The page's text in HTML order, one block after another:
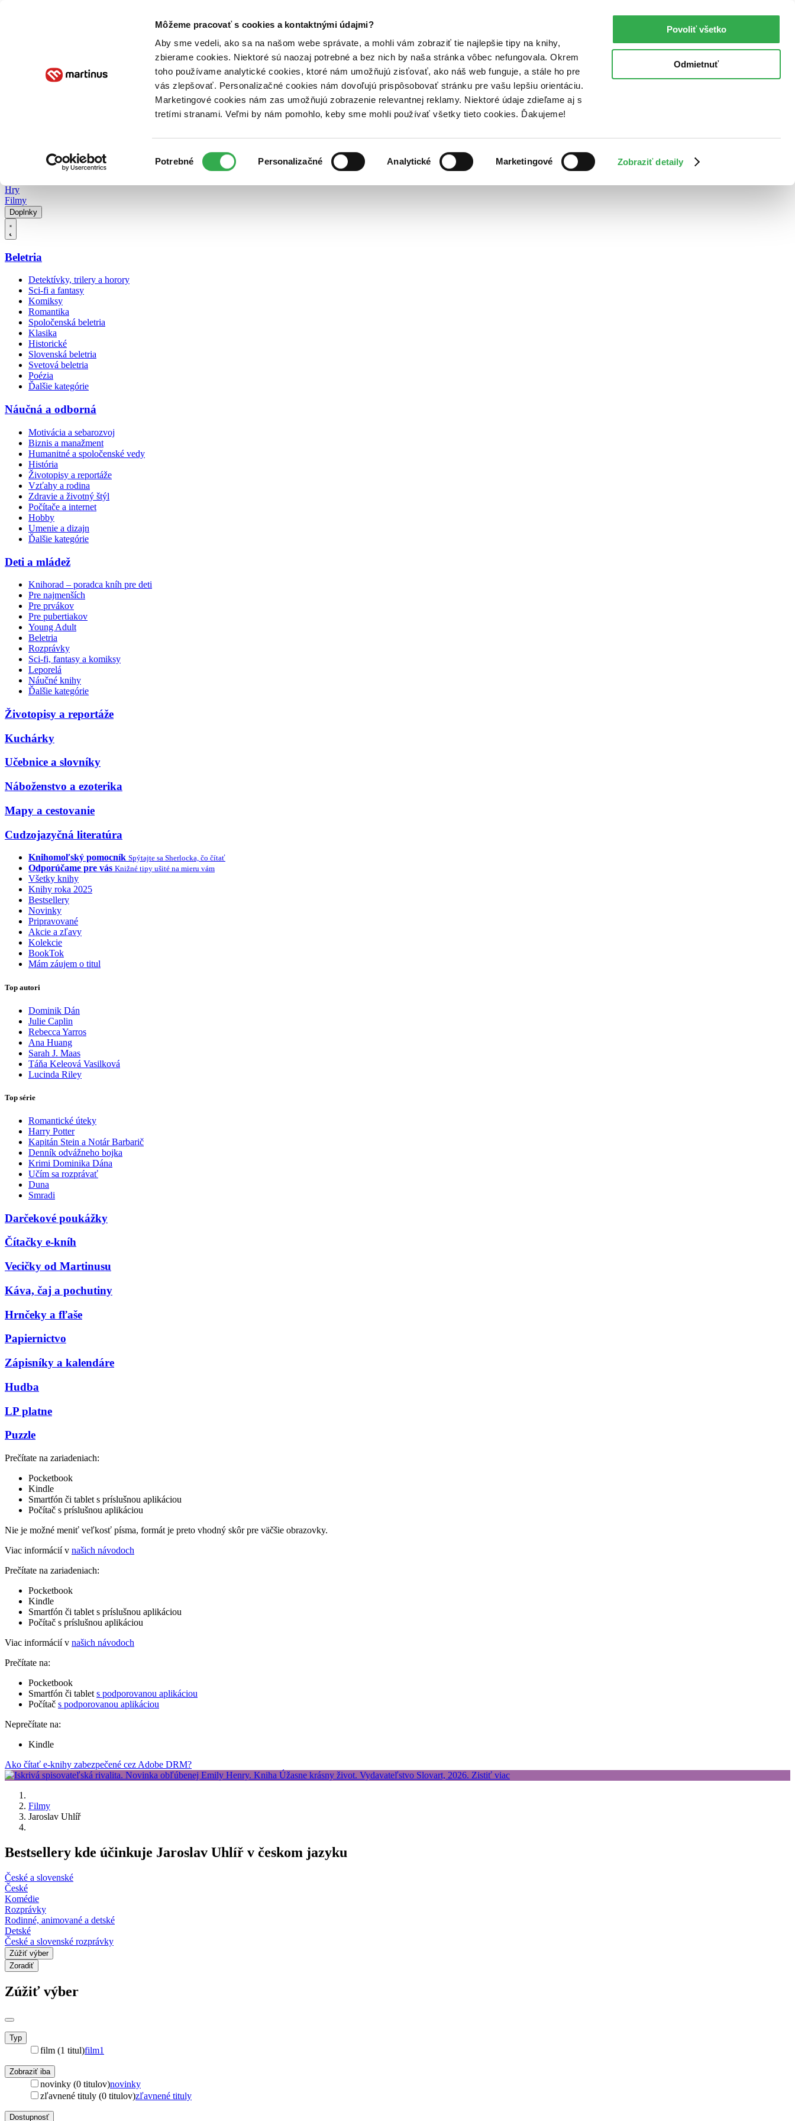
Môžeme pracovať s cookies a kontaktnými údajmi?
Aby sme vedeli, ako sa na našom webe správate, a mohli vám zobraziť tie najlepšie tipy na knihy,
zbierame cookies. Niektoré sú naozaj potrebné a bez nich by naša stránka vôbec nefungovala. Okrem
toho používame analytické cookies, ktoré nám umožňujú zisťovať, ako náš web funguje, a stále ho pre
vás zlepšovať. Personalizačné cookies nám dovoľujú prispôsobovať stránku pre vašu lepšiu orientáciu.
Marketingové cookies nám zas umožňujú zobrazenie relevantnej reklamy. Niektoré údaje zdieľame aj s
tretími stranami. Veľmi by nám pomohlo, keby sme mohli používať všetky tieto cookies. Ďakujeme!
súhlasu
Potrebné Personalizačné Analytické Marketingové Zobraziť detaily
Povoliť všetko
Odmietnuť
Poukážky Kontakt
Hry
Filmy
Doplnky
Beletria
Detektívky, trilery a horory
Sci-fi a fantasy
Komiksy
Romantika
Spoločenská beletria
Klasika
Historické
Slovenská beletria
Svetová beletria
Poézia
Ďalšie kategórie
Náučná a odborná
Motivácia a sebarozvoj
Biznis a manažment
Humanitné a spoločenské vedy
História
Životopisy a reportáže
Vzťahy a rodina
Zdravie a životný štýl
Počítače a internet
Hobby
Umenie a dizajn
Ďalšie kategórie
Deti a mládež
Knihorad – poradca kníh pre deti
Pre najmenších
Pre prvákov
Pre pubertiakov
Young Adult
Beletria
Rozprávky
Sci-fi, fantasy a komiksy
Leporelá
Náučné knihy
Ďalšie kategórie
Životopisy a reportáže
Kuchárky
Učebnice a slovníky
Náboženstvo a ezoterika
Mapy a cestovanie
Cudzojazyčná literatúra
Knihomoľský pomocník Spýtajte sa Sherlocka, čo čítať
Odporúčame pre vás Knižné tipy ušité na mieru vám
Všetky knihy
Knihy roka 2025
Bestsellery
Novinky
Pripravované
Akcie a zľavy
Kolekcie
BookTok
Mám záujem o titul
Top autori
Dominik Dán
Julie Caplin
Rebecca Yarros
Ana Huang
Sarah J. Maas
Táňa Keleová Vasilková
Lucinda Riley
Top série
Romantické úteky
Harry Potter
Kapitán Stein a Notár Barbarič
Denník odvážneho bojka
Krimi Dominika Dána
Učím sa rozprávať
Duna
Smradi
Darčekové poukážky
Čítačky e-kníh
Vecičky od Martinusu
Káva, čaj a pochutiny
Hrnčeky a fľaše
Papiernictvo
Zápisníky a kalendáre
Hudba
LP platne
Puzzle
Prečítate na zariadeniach:
Pocketbook
Kindle
Smartfón či tablet s príslušnou aplikáciou
Počítač s príslušnou aplikáciou
Nie je možné meniť veľkosť písma, formát je preto vhodný skôr pre väčšie obrazovky.
Viac informácií v našich návodoch
Prečítate na zariadeniach:
Pocketbook
Kindle
Smartfón či tablet s príslušnou aplikáciou
Počítač s príslušnou aplikáciou
Viac informácií v našich návodoch
Prečítate na:
Pocketbook
Smartfón či tablet s podporovanou aplikáciou
Počítač s podporovanou aplikáciou
Neprečítate na:
Kindle
Ako čítať e-knihy zabezpečené cez Adobe DRM?
Filmy
Jaroslav Uhlíř
Bestsellery kde účinkuje Jaroslav Uhlíř v českom jazyku
České a slovenské
České
Komédie
Rozprávky
Rodinné, animované a detské
Detské
České a slovenské rozprávky
Zúžiť výber
Zoradiť
Zúžiť výber
Typ
film (1 titul)film1
Zobraziť iba
novinky (0 titulov)novinky
zľavnené tituly (0 titulov)zľavnené tituly
Dostupnosť